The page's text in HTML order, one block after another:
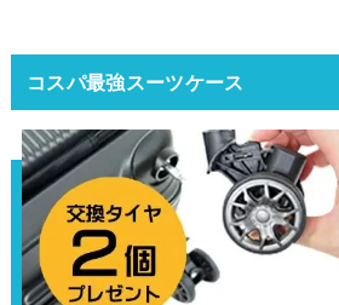
コスパ最強スーツケース